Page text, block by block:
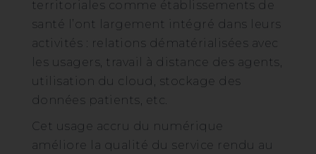
territoriales comme établissements de
santé l’ont largement intégré dans leurs
activités : relations dématérialisées avec
les usagers, travail à distance des agents,
utilisation du cloud, stockage des
données patients, etc.
Cet usage accru du numérique
améliore la qualité du service rendu au